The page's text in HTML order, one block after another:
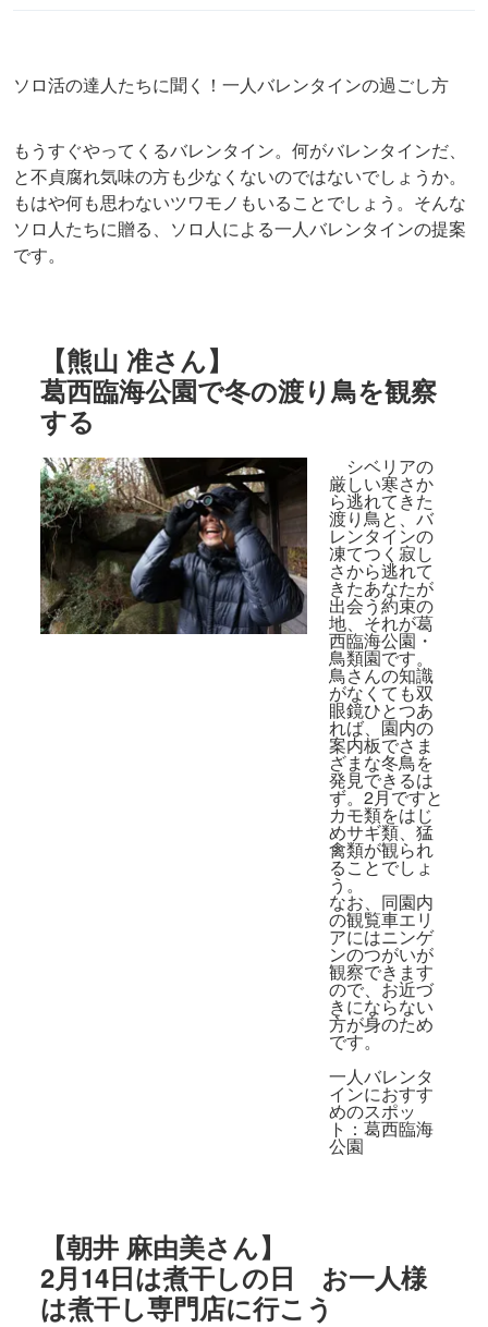
ソロ活の達人たちに聞く！一人バレンタインの過ごし方
もうすぐやってくるバレンタイン。何がバレンタインだ、
と不貞腐れ気味の方も少なくないのではないでしょうか。
もはや何も思わないツワモノもいることでしょう。そんな
ソロ人たちに贈る、ソロ人による一人バレンタインの提案
です。
【熊山 准さん】
葛西臨海公園で冬の渡り鳥を観察
する
シベリアの
厳しい寒さか
ら逃れてきた
渡り鳥と、バ
レンタインの
凍てつく寂し
さから逃れて
きたあなたが
出会う約束の
地、それが葛
西臨海公園・
鳥類園です。
鳥さんの知識
がなくても双
眼鏡ひとつあ
れば、園内の
案内板でさま
ざまな冬鳥を
発見できるは
ず。2月ですと
カモ類をはじ
めサギ類、猛
禽類が観られ
ることでしょ
う。
なお、同園内
の観覧車エリ
アにはニンゲ
ンのつがいが
観察できます
ので、お近づ
きにならない
方が身のため
です。
一人バレンタ
インにおすす
めのスポッ
ト：葛西臨海
公園
【朝井 麻由美さん】
2月14日は煮干しの日 お一人様
は煮干し専門店に行こう